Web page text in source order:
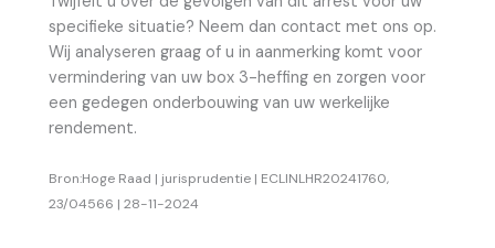
specifieke situatie? Neem dan contact met ons op.
Wij analyseren graag of u in aanmerking komt voor
vermindering van uw box 3-heffing en zorgen voor
een gedegen onderbouwing van uw werkelijke
rendement.
Bron:Hoge Raad | jurisprudentie | ECLINLHR20241760,
23/04566 | 28-11-2024